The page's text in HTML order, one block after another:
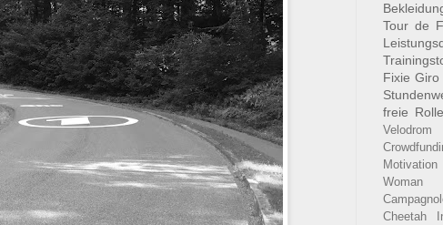
Tour de
Fixie Giro
freie Rolle
Velodrom
Motivation
Woman
Cheetah